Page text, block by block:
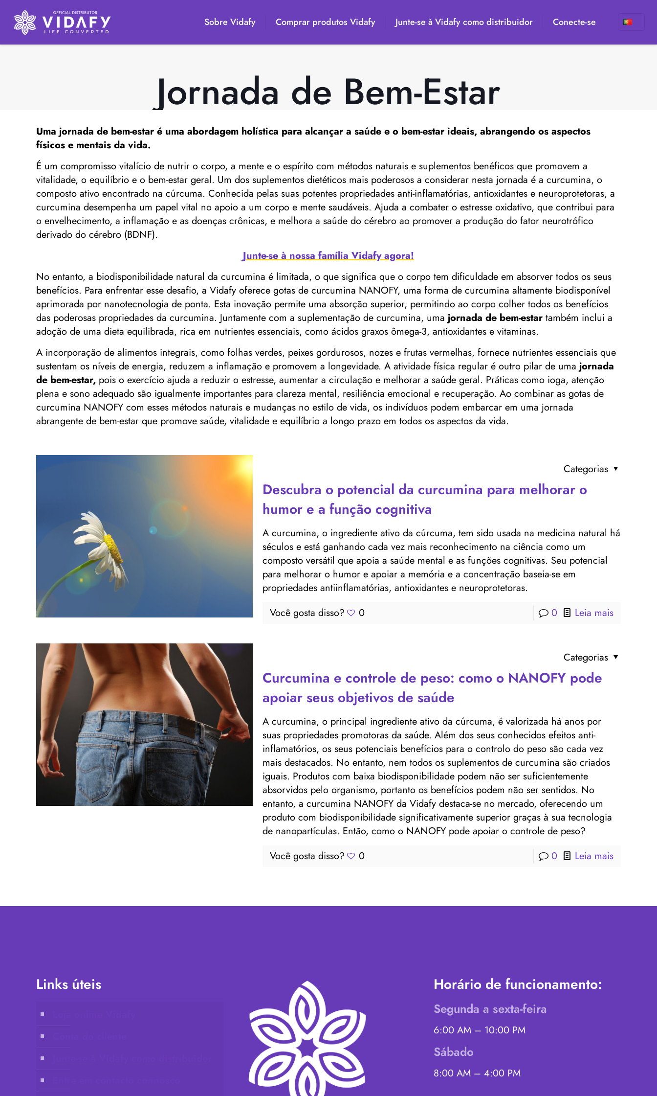
Sobre Vidafy Comprar produtos Vidafy Junte-se à Vidafy como distribuidor Conecte-se
Jornada de Bem-Estar
Umajornada de bem-estar é uma abordagem holística para alcançar a saúde e o bem-estar ideais, abrangendo os aspectos
físicos e mentais da vida.
É um compromisso vitalício de nutrir o corpo, a mente e o espírito com métodos naturais e suplementos benéficos que promovem a
vitalidade, o equilíbrio e o bem-estar geral. Um dos suplementos dietéticos mais poderosos a considerar nesta jornada é a curcumina, o
composto ativo encontrado na cúrcuma. Conhecida pelas suas potentes propriedades anti-inflamatórias, antioxidantes e neuroprotetoras, a
curcumina desempenha um papel vital no apoio a um corpo e mente saudáveis. Ajuda a combater o estresse oxidativo, que contribui para
o envelhecimento, a inflamação e as doenças crônicas, e melhora a saúde do cérebro ao promover a produção do fator neurotrófico
derivado do cérebro (BDNF).
Junte-se à nossa família Vidafy agora!
No entanto, a biodisponibilidade natural da curcumina é limitada, o que significa que o corpo tem dificuldade em absorver todos os seus
benefícios. Para enfrentar esse desafio, a Vidafy oferece gotas de curcumina NANOFY, uma forma de curcumina altamente biodisponível
aprimorada por nanotecnologia de ponta. Esta inovação permite uma absorção superior, permitindo ao corpo colher todos os benefícios
das poderosas propriedades da curcumina. Juntamente com a suplementação de curcumina, umajornada de bem-estar também inclui a
adoção de uma dieta equilibrada, rica em nutrientes essenciais, como ácidos graxos ômega-3, antioxidantes e vitaminas.
A incorporação de alimentos integrais, como folhas verdes, peixes gordurosos, nozes e frutas vermelhas, fornece nutrientes essenciais que
sustentam os níveis de energia, reduzem a inflamação e promovem a longevidade. A atividade física regular é outro pilar de umajornada
de bem-estar, pois o exercício ajuda a reduzir o estresse, aumentar a circulação e melhorar a saúde geral. Práticas como ioga, atenção
plena e sono adequado são igualmente importantes para clareza mental, resiliência emocional e recuperação. Ao combinar as gotas de
curcumina NANOFY com esses métodos naturais e mudanças no estilo de vida, os indivíduos podem embarcar em uma jornada
abrangente de bem-estar que promove saúde, vitalidade e equilíbrio a longo prazo em todos os aspectos da vida.
Categorias
Descubra o potencial da curcumina para melhorar o
humor e a função cognitiva
A curcumina, o ingrediente ativo da cúrcuma, tem sido usada na medicina natural há
séculos e está ganhando cada vez mais reconhecimento na ciência como um
composto versátil que apoia a saúde mental e as funções cognitivas. Seu potencial
para melhorar o humor e apoiar a memória e a concentração baseia-se em
propriedades antiinflamatórias, antioxidantes e neuroprotetoras.
Você gosta disso?
0 0 Leia mais
Categorias
Curcumina e controle de peso: como o NANOFY pode
apoiar seus objetivos de saúde
A curcumina, o principal ingrediente ativo da cúrcuma, é valorizada há anos por
suas propriedades promotoras da saúde. Além dos seus conhecidos efeitos anti-
inflamatórios, os seus potenciais benefícios para o controlo do peso são cada vez
mais destacados. No entanto, nem todos os suplementos de curcumina são criados
iguais. Produtos com baixa biodisponibilidade podem não ser suficientemente
absorvidos pelo organismo, portanto os benefícios podem não ser sentidos. No
entanto, a curcumina NANOFY da Vidafy destaca-se no mercado, oferecendo um
produto com biodisponibilidade significativamente superior graças à sua tecnologia
de nanopartículas. Então, como o NANOFY pode apoiar o controle de peso?
Você gosta disso?
0 0 Leia mais
Links úteis Horário de funcionamento:
Segunda a sexta-feira
6:00 AM – 10:00 PM
Sábado
8:00 AM – 4:00 PM